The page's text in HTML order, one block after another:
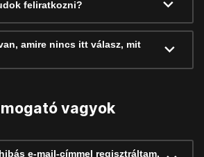
feliratkozni?
amire nincs itt válasz, mit
vagyok
e-mail-címmel regisztráltam,